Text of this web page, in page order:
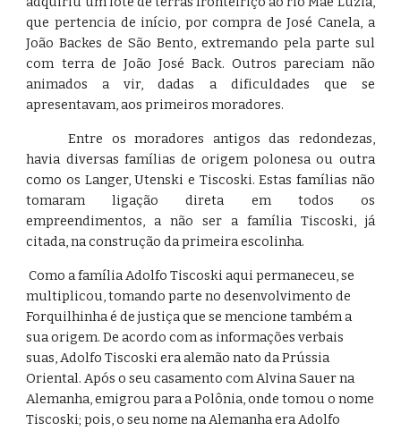
que pertencia de início, por compra de José Canela, a
João Backes de São Bento, extremando pela parte sul
com terra de João José Back. Outros pareciam não
animados a vir, dadas a dificuldades que se
apresentavam, aos primeiros moradores.
Entre os moradores antigos das redondezas,
havia diversas famílias de origem polonesa ou outra
como os Langer, Utenski e Tiscoski. Estas famílias não
tomaram ligação direta em todos os
empreendimentos, a não ser a família Tiscoski, já
citada, na construção da primeira escolinha.
Como a família Adolfo Tiscoski aqui permaneceu, se
multiplicou, tomando parte no desenvolvimento de
Forquilhinha é de justiça que se mencione também a
sua origem. De acordo com as informações verbais
suas, Adolfo Tiscoski era alemão nato da Prússia
Oriental. Após o seu casamento com Alvina Sauer na
Alemanha, emigrou para a Polônia, onde tomou o nome
Tiscoski; pois, o seu nome na Alemanha era Adolfo